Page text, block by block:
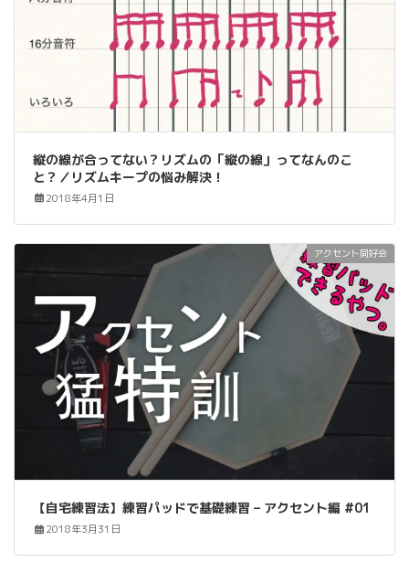
縦の線が合ってない？リズムの「縦の線」ってなんのこ
と？／リズムキープの悩み解決！
2018年4月1日
アクセント同好会
【自宅練習法】練習パッドで基礎練習 – アクセント編 #01
2018年3月31日